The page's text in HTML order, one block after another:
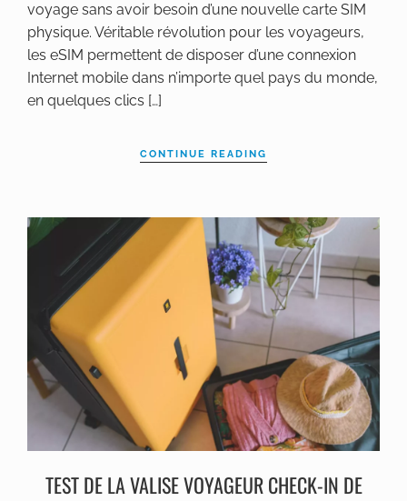
voyage sans avoir besoin d’une nouvelle carte SIM
physique. Véritable révolution pour les voyageurs,
les eSIM permettent de disposer d’une connexion
Internet mobile dans n’importe quel pays du monde,
en quelques clics […]
CONTINUE READING
TEST DE LA VALISE VOYAGEUR CHECK-IN DE